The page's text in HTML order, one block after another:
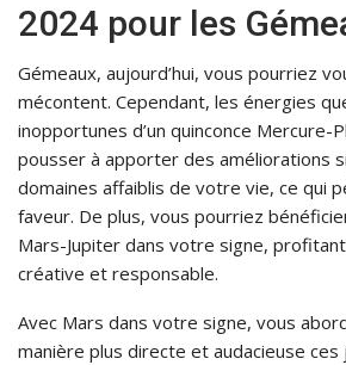
2024 pour les
Gémeaux, aujourd’hui, vous pourriez
mécontent. Cependant, les énergies
inopportunes d’un quinconce Mercure-
pousser à apporter des améliorations
domaines affaiblis de votre vie, ce qui
faveur. De plus, vous pourriez
Mars-Jupiter dans votre signe,
créative et responsable.
Avec Mars dans votre signe, vous
manière plus directe et audacieuse